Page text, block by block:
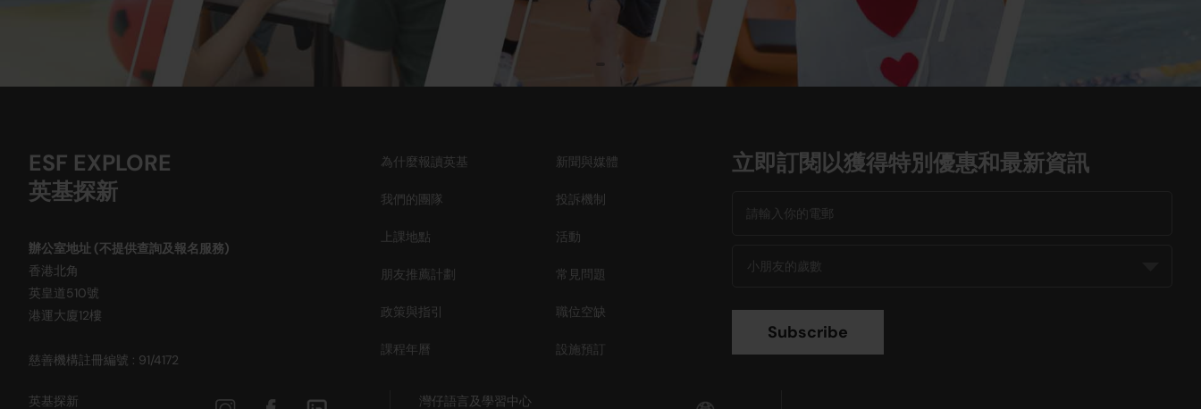
ESF EXPLORE
英基探新
辦公室地址 (不提供查詢及報名服務)
香港北角
英皇道510號
港運大廈12樓
慈善機構註冊編號 : 91/4172
為什麼報讀英基 新聞與媒體
我們的團隊 投訴機制
上課地點 活動
朋友推薦計劃 常見問題
政策與指引 職位空缺
課程年曆 設施預訂
立即訂閱以獲得特別優惠和最新資訊
英基探新 灣仔語言及學習中心